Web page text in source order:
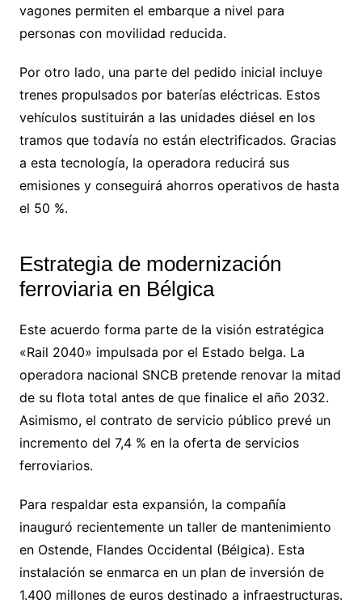
vagones permiten el embarque a nivel para
personas con movilidad reducida.
Por otro lado, una parte del pedido inicial incluye
trenes propulsados por baterías eléctricas. Estos
vehículos sustituirán a las unidades diésel en los
tramos que todavía no están electrificados. Gracias
a esta tecnología, la operadora reducirá sus
emisiones y conseguirá ahorros operativos de hasta
el 50 %.
Estrategia de modernización
ferroviaria en Bélgica
Este acuerdo forma parte de la visión estratégica
«Rail 2040» impulsada por el Estado belga. La
operadora nacional SNCB pretende renovar la mitad
de su flota total antes de que finalice el año 2032.
Asimismo, el contrato de servicio público prevé un
incremento del 7,4 % en la oferta de servicios
ferroviarios.
Para respaldar esta expansión, la compañía
inauguró recientemente un taller de mantenimiento
en Ostende, Flandes Occidental (Bélgica). Esta
instalación se enmarca en un plan de inversión de
1.400 millones de euros destinado a infraestructuras.